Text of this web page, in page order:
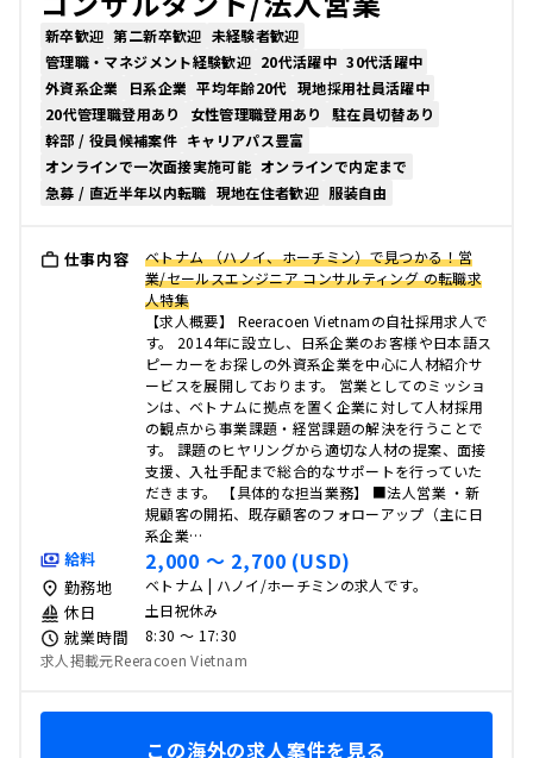
新卒歓迎 第二新卒歓迎 未経験者歓迎
管理職・マネジメント経験歓迎 20代活躍中 30代活躍中
外資系企業
日系企業 平均年齢20代 現地採用社員活躍中
20代管理職登用あり
女性管理職登用あり
駐在員切替あり
幹部 / 役員候補案件 キャリアパス豊富
オンラインで一次面接実施可能 オンラインで内定まで
急募 / 直近半年以内転職 現地在住者歓迎 服装自由
仕事内容
ベトナム （ハノイ、ホーチミン）で見つかる！営
業/セールスエンジニア コンサルティング の転職求
人特集
【求人概要】 Reeracoen Vietnamの自社採用求人で
す。 2014年に設立し、日系企業のお客様や日本語ス
ピーカーをお探しの外資系企業を中心に人材紹介サ
ービスを展開しております。 営業としてのミッショ
ンは、ベトナムに拠点を置く企業に対して人材採用
の観点から事業課題・経営課題の解決を行うことで
す。 課題のヒヤリングから適切な人材の提案、面接
支援、入社手配まで総合的なサポートを行っていた
だきます。 【具体的な担当業務】 ■法人営業 ・新
規顧客の開拓、既存顧客のフォローアップ（主に日
系企業…
給料 2,000 〜 2,700 (USD)
勤務地 ベトナム | ハノイ/ホーチミンの求人です。
休日 土日祝休み
就業時間
8:30 〜 17:30
求人掲載元Reeracoen Vietnam
この海外の求人案件を見る